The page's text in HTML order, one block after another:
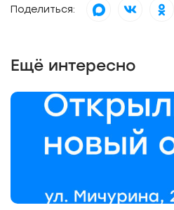
Поделиться:
Ещё интересно